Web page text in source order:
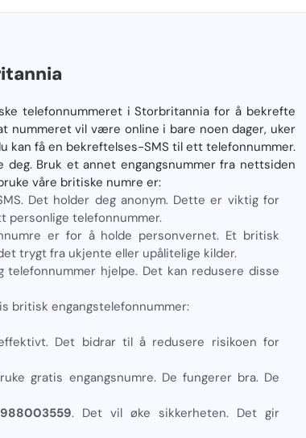
telefonnummeret i Storbritannia for å bekrefte
nummeret vil være online i bare noen dager, uker
kan få en bekreftelses-SMS til ett telefonnummer.
Bruk et annet engangsnummer fra nettsiden
våre britiske numre er:
Det holder deg anonym. Dette er viktig for
personlige telefonnummer.
er for å holde personvernet. Et britisk
trygt fra ukjente eller upålitelige kilder.
hjelpe. Det kan redusere disse
britisk engangstelefonnummer:
Det bidrar til å redusere risikoen for
gratis engangsnumre. De fungerer bra. De
. Det vil øke sikkerheten. Det gir